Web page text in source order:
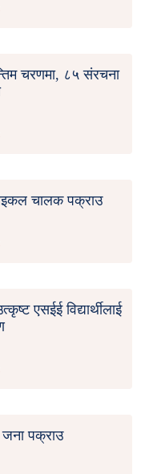
चरणमा, ८५ संरचना
चालक पक्राउ
एसईई विद्यार्थीलाई
जना पक्राउ